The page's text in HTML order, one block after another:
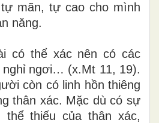
mãn, tự cao cho mình
năng.
có thể xác nên có các
nghỉ ngơi… (x.Mt 11, 19).
còn có linh hồn thiêng
thân xác. Mặc dù có sự
thể thiếu của thân xác,